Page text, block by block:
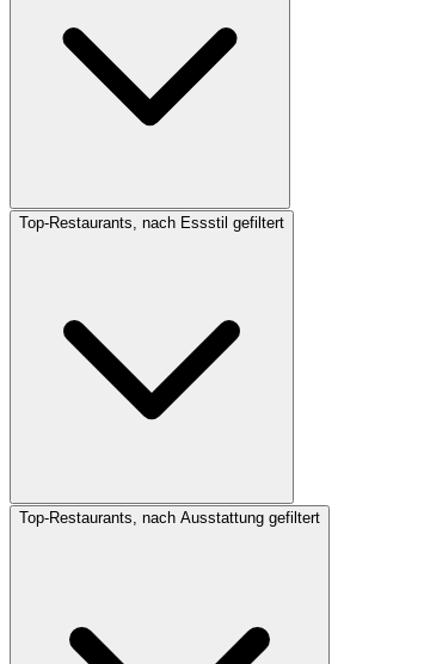
Top-Restaurants, nach Essstil gefiltert
Top-Restaurants, nach Ausstattung gefiltert